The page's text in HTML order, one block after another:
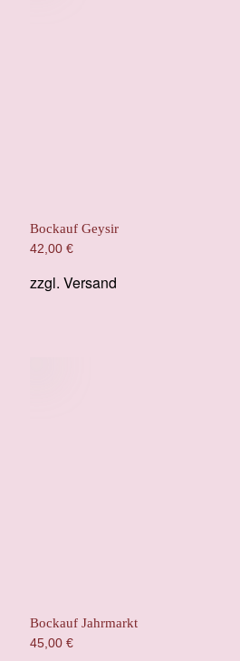
Bockauf Geysir
42,00 €
zzgl. Versand
Bockauf Jahrmarkt
45,00 €